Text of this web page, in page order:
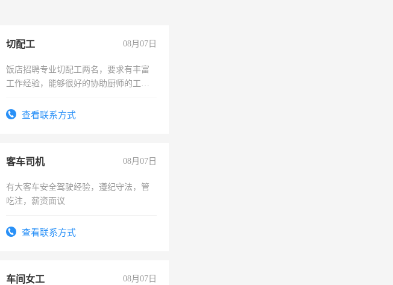
切配工 08月07日
饭店招聘专业切配工两名，要求有丰富
工作经验，能够很好的协助厨师的工
4500。查看联系方式
客车司机 08月07日
有大客车安全驾驶经验，遵纪守法，管
吃注，薪资面议
查看联系方式
车间女工 08月07日